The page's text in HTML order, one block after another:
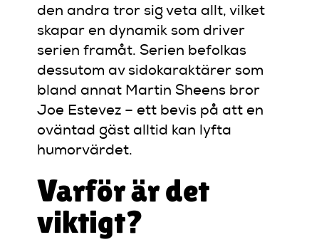
den andra tror sig veta allt, vilket
skapar en dynamik som driver
serien framåt. Serien befolkas
dessutom av sidokaraktärer som
bland annat Martin Sheens bror
Joe Estevez – ett bevis på att en
oväntad gäst alltid kan lyfta
humorvärdet.
Varför är det
viktigt?